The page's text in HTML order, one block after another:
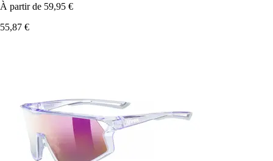
À partir de 59,95 €
55,87 €